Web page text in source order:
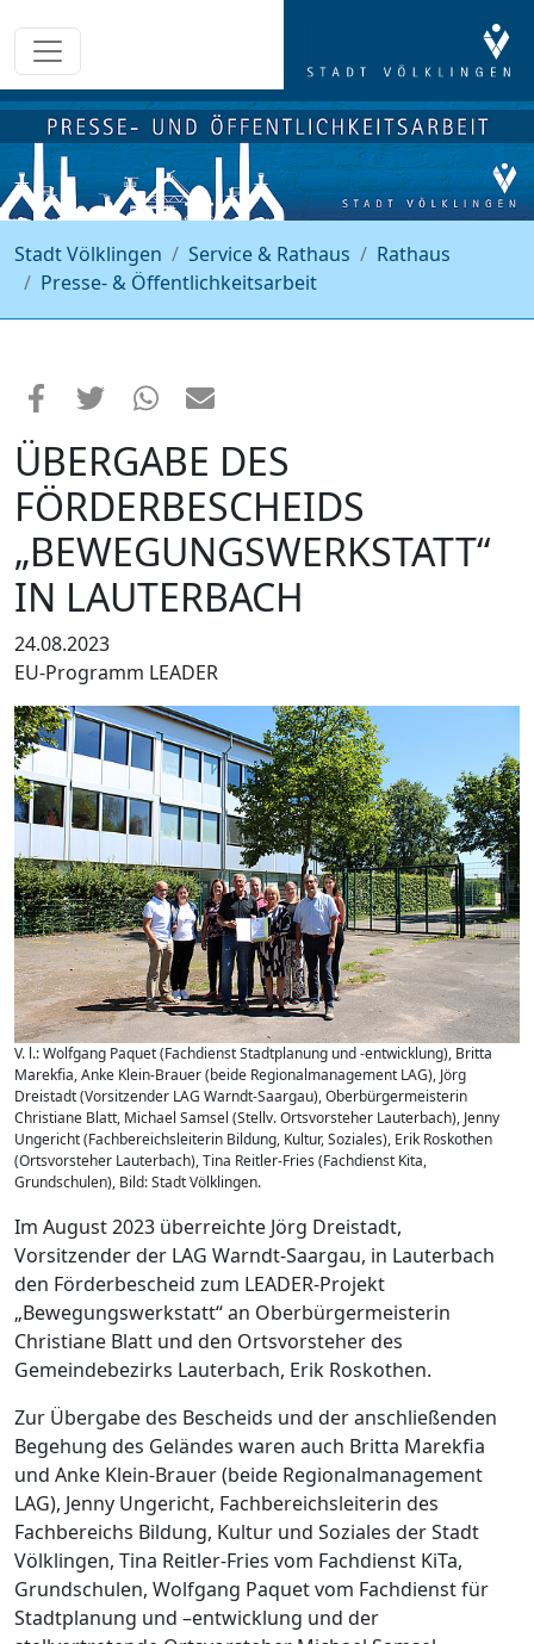
Stadt Völklingen Service & Rathaus
Rathaus
Presse- & Öffentlichkeitsarbeit
ÜBERGABE DES
FÖRDERBESCHEIDS
„BEWEGUNGSWERKSTATT“
IN LAUTERBACH
24.08.2023
EU-Programm LEADER
V. l.: Wolfgang Paquet (Fachdienst Stadtplanung und -entwicklung), Britta
Marekfia, Anke Klein-Brauer (beide Regionalmanagement LAG), Jörg
Dreistadt (Vorsitzender LAG Warndt-Saargau), Oberbürgermeisterin
Christiane Blatt, Michael Samsel (Stellv. Ortsvorsteher Lauterbach), Jenny
Ungericht (Fachbereichsleiterin Bildung, Kultur, Soziales), Erik Roskothen
(Ortsvorsteher Lauterbach), Tina Reitler-Fries (Fachdienst Kita,
Grundschulen), Bild: Stadt Völklingen.
Im August 2023 überreichte Jörg Dreistadt,
Vorsitzender der LAG Warndt-Saargau, in Lauterbach
den Förderbescheid zum LEADER-Projekt
„Bewegungswerkstatt“ an Oberbürgermeisterin
Christiane Blatt und den Ortsvorsteher des
Gemeindebezirks Lauterbach, Erik Roskothen.
Zur Übergabe des Bescheids und der anschließenden
Begehung des Geländes waren auch Britta Marekfia
und Anke Klein-Brauer (beide Regionalmanagement
LAG), Jenny Ungericht, Fachbereichsleiterin des
Fachbereichs Bildung, Kultur und Soziales der Stadt
Völklingen, Tina Reitler-Fries vom Fachdienst KiTa,
Grundschulen, Wolfgang Paquet vom Fachdienst für
Stadtplanung und –entwicklung und der